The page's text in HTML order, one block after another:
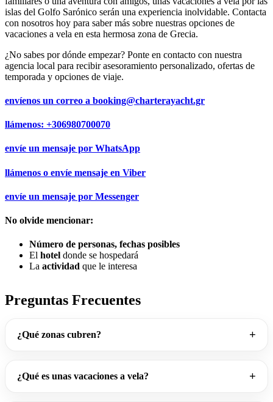
islas del Golfo Sarónico serán una experiencia inolvidable. Contacta
con nosotros hoy para saber más sobre nuestras opciones de
vacaciones a vela en esta hermosa zona de Grecia.
¿No sabes por dónde empezar? Ponte en contacto con nuestra
agencia local para recibir asesoramiento personalizado, ofertas de
temporada y opciones de viaje.
envíenos un correo a booking@charterayacht.gr
llámenos: +306980700070
envíe un mensaje por WhatsApp
llámenos o envíe mensaje en Viber
envíe un mensaje por Messenger
No olvide mencionar:
Número de personas, fechas posibles
El hotel donde se hospedará
La actividad que le interesa
Preguntas Frecuentes
¿Qué zonas cubren?
¿Qué es unas vacaciones a vela?